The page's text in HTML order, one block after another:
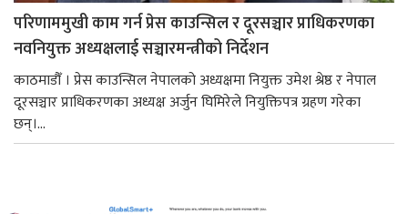
परिणाममुखी काम गर्न प्रेस काउन्सिल र दूरसञ्चार प्राधिकरणका
नवनियुक्त अध्यक्षलाई सञ्चारमन्त्रीको निर्देशन
काठमाडौँ । प्रेस काउन्सिल नेपालको अध्यक्षमा नियुक्त उमेश श्रेष्ठ र नेपाल
दूरसञ्चार प्राधिकरणका अध्यक्ष अर्जुन घिमिरेले नियुक्तिपत्र ग्रहण गरेका
छन्।...